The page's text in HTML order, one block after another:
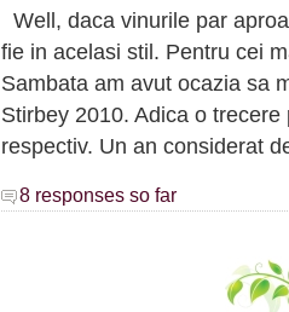
Well, daca vinurile par
fie in acelasi stil. Pentru cei
Sambata am avut ocazia sa
Stirbey 2010. Adica o
respectiv. Un an considerat
8 responses so far